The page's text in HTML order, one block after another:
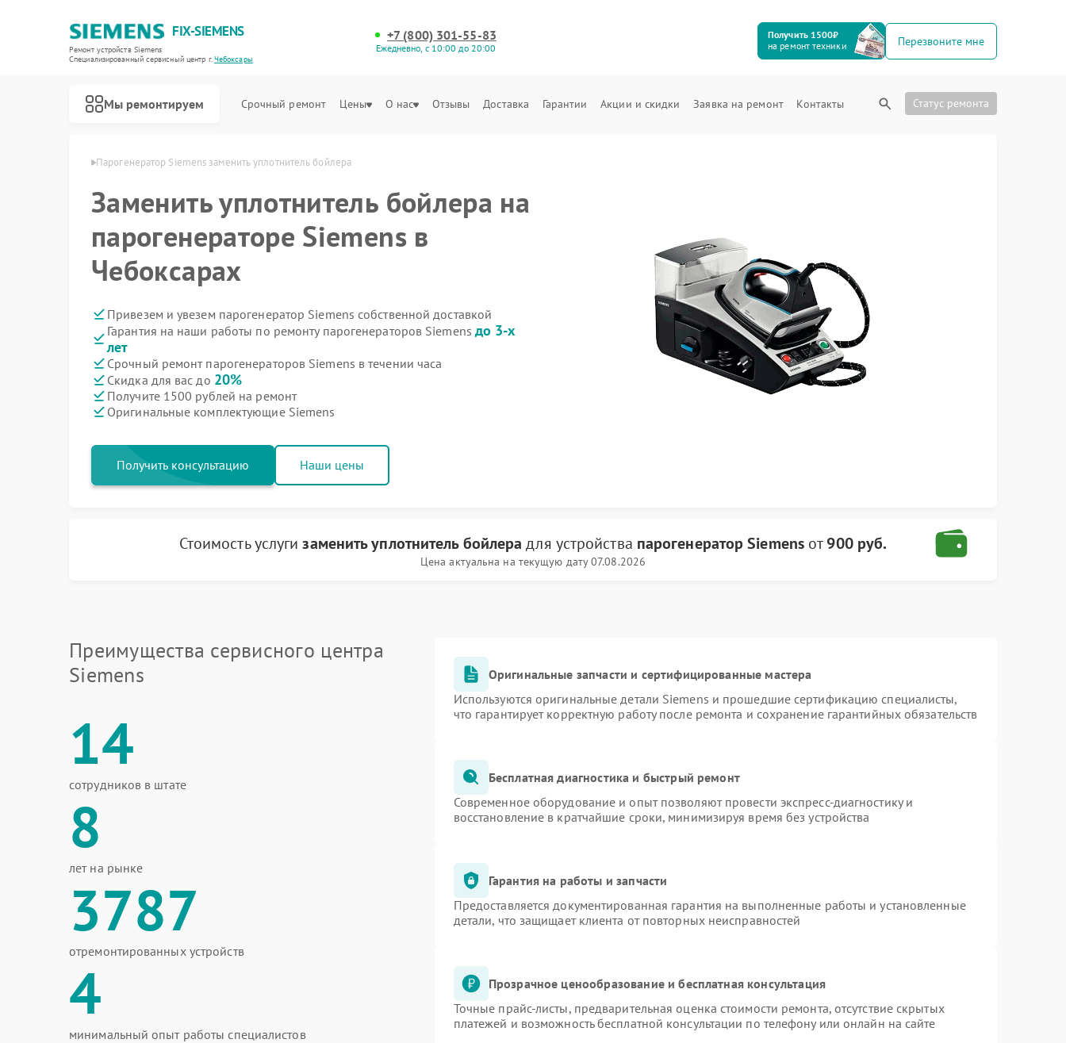
FIX-SIEMENS
Ремонт устройств Siemens
Специализированный cервисный центр г.Чебоксары
+7 (800) 301-55-83
Ежедневно, с 10:00 до 20:00
Получить 1500₽
на ремонт техники
Перезвоните мне
Мы ремонтируем Срочный ремонт Цены О нас Отзывы Доставка Гарантии Акции и скидки Заявка на ремонт Контакты Статус ремонта
в Чебоксарах Парогенератор Siemens заменить уплотнитель бойлера
Заменить уплотнитель бойлера на
парогенераторе Siemens в
Чебоксарах
Привезем и увезем парогенератор Siemens собственной доставкой
Гарантия на наши работы по ремонту парогенераторов Siemens до 3-х
лет
Срочный ремонт парогенераторов Siemens в течении часа
Скидка для вас до 20%
Получите 1500 рублей на ремонт
Оригинальные комплектующие Siemens
Получить консультацию Наши цены
Стоимость услугизаменить уплотнитель бойлера для устройства парогенератор Siemens от900 руб.
Цена актуальна на текущую дату 07.08.2026
Преимущества сервисного центра
Siemens
14
сотрудников в штате
8
лет на рынке
3787
отремонтированных устройств
4
минимальный опыт работы специалистов
Оригинальные запчасти и сертифицированные мастера
Используются оригинальные детали Siemens и прошедшие сертификацию специалисты,
что гарантирует корректную работу после ремонта и сохранение гарантийных обязательств
Бесплатная диагностика и быстрый ремонт
Современное оборудование и опыт позволяют провести экспресс-диагностику и
восстановление в кратчайшие сроки, минимизируя время без устройства
Гарантия на работы и запчасти
Предоставляется документированная гарантия на выполненные работы и установленные
детали, что защищает клиента от повторных неисправностей
Прозрачное ценообразование и бесплатная консультация
Точные прайс-листы, предварительная оценка стоимости ремонта, отсутствие скрытых
платежей и возможность бесплатной консультации по телефону или онлайн на сайте